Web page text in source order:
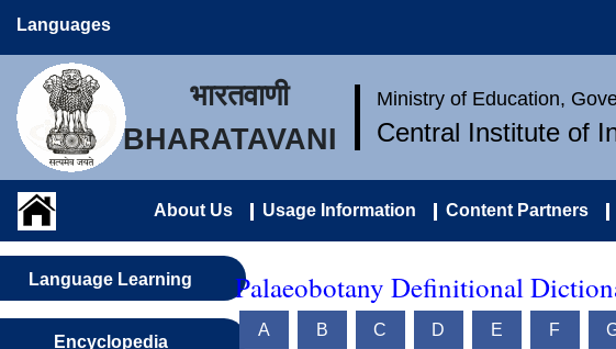
Languages
भारतवाणी
BHARATAVANI
Ministry of Education,
Central Institute of
About Us Usage Information Content Partners
Language Learning
Encyclopedia
Palaeobotany Definitional
A B C D E F